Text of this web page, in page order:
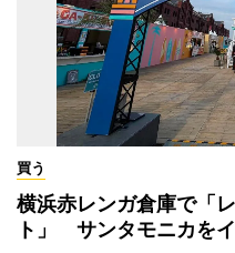
買う
横浜赤レンガ倉庫で「
ト」 サンタモニカを